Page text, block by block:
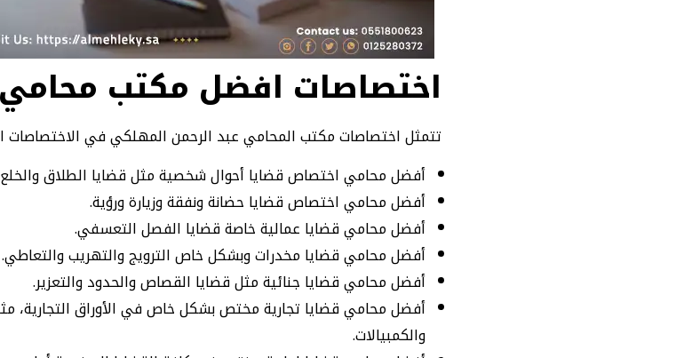
اختصاصات افضل مكتب
تتمثل اختصاصات مكتب المحامي عبد الرحمن المهلكي في الاختصاصات
أفضل محامي اختصاص قضايا أحوال شخصية مثل قضايا الطلاق
أفضل محامي اختصاص قضايا حضانة ونفقة وزيارة ورؤية.
أفضل محامي قضايا عمالية خاصة قضايا الفصل التعسفي.
أفضل محامي قضايا مخدرات وبشكل خاص الترويج والتهريب والتعاطي.
أفضل محامي قضايا جنائية مثل قضايا القصاص والحدود والتعزير.
أفضل محامي قضايا تجارية مختص بشكل خاص في الأوراق التجارية،
والكمبيالات.